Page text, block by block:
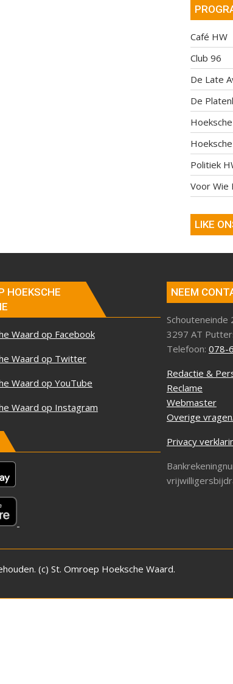
Café HW
Club 96
De Late
De
Politiek
Voor Wie
LIKE
HOEKSCHE
Waard op Facebook
Waard op Twitter
Waard op YouTube
Waard op Instagram
NEEM
Schouteneinde
3297 AT
Telefoon: 078-
Redactie &
Reclame
Webmaster
Overige
Privacy
(c) St. Omroep Hoeksche Waard.